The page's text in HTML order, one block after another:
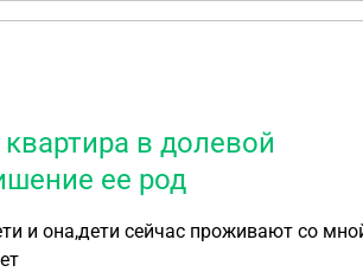
в долевой
ее род
и она,дети сейчас проживают со